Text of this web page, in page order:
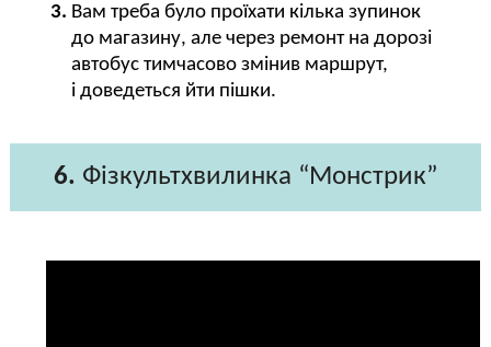
Вам треба було проїхати кілька зупинок
до магазину, але через ремонт на дорозі
автобус тимчасово змінив маршрут,
і доведеться йти пішки.
6. Фізкультхвилинка “Монстрик”